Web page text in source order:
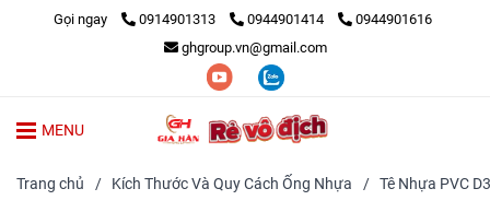
Gọi ngay 0914901313 0944901414
0944901616
ghgroup.vn@gmail.com
MENU
Trang chủ / Kích Thước Và Quy Cách Ống Nhựa / Tê Nhựa PVC